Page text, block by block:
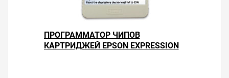
ПРОГРАММАТОР ЧИПОВ
КАРТРИДЖЕЙ EPSON EXPRESSION